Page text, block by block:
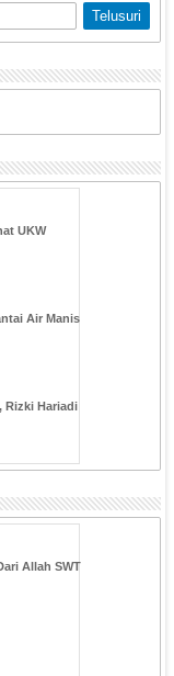
UKW
Air Manis
Rizki Hariadi
Allah SWT